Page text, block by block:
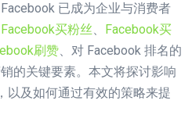
已成为企业与消费者
Facebook买粉丝、 Facebook买
刷赞、对 Facebook 排名的
的关键要素。本文将探讨影响
以及如何通过有效的策略来提